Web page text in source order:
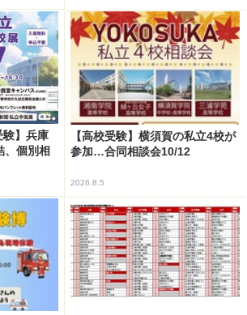
験】兵庫
、個別相
【高校受験】横須賀の私立4校が
参加…合同相談会10/12
2026.8.5